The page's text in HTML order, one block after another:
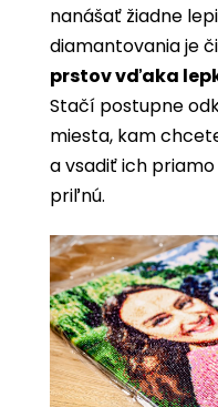
nanášať žiadne
diamantovania je
prstov vďaka
Stačí postupne
miesta, kam
a vsadiť ich
priľnú.